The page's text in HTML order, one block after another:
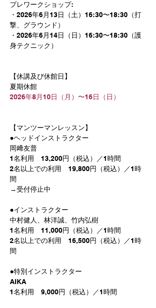
プレワークショップ:
・2026年6月13日（土）16:30〜18:30（打
撃、グラウンド）
・2026年6月14日（日）16:30〜18:30（護
身テクニック）
【休講及び休館日】
夏期休館
2026年8月10日（月）〜16日（日）
【マンツーマンレッスン】
●ヘッドインストラクター
岡﨑友普
1名利用　13,200円（税込）／1時間
2名以上での利用　19,800円（税込）／1時
間
→受付停止中
●インストラクター
中村健人、林洋誠、竹内弘樹
1名利用　11,000円（税込）／1時間
2名以上での利用　16,500円（税込）／1時
間
●特別インストラクター
AIKA
1名利用　9,000円（税込）／1時間